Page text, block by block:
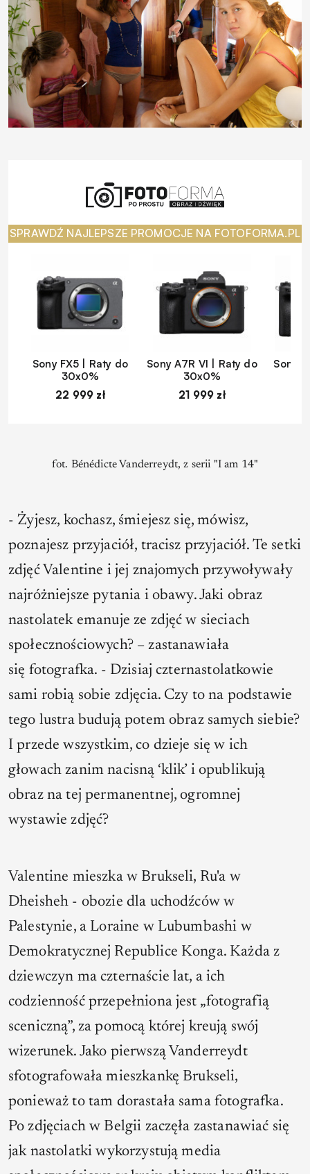
SPRAWDŹ NAJLEPSZE PROMOCJE NA FOTOFORMA.PL
Sony FX5 | Raty do
30x0%
22 999 zł
Sony A7R VI | Raty do
30x0%
21 999 zł
Sony
fot. Bénédicte Vanderreydt, z serii "I am 14"
-Żyjesz, kochasz, śmiejesz się, mówisz,
poznajesz przyjaciół, tracisz przyjaciół. Te setki
zdjęć Valentine i jej znajomych przywoływały
najróżniejsze pytania i obawy. Jaki obraz
nastolatek emanuje ze zdjęć w sieciach
społecznościowych? – zastanawiała
się fotografka. - Dzisiaj czternastolatkowie
sami robią sobie zdjęcia. Czy to na podstawie
tego lustra budują potem obraz samych siebie?
I przede wszystkim, co dzieje się w ich
głowach zanim nacisną ‘klik’ i opublikują
obraz na tej permanentnej, ogromnej
wystawie zdjęć?
Valentine mieszka w Brukseli, Ru'a w
Dheisheh - obozie dla uchodźców w
Palestynie, a Loraine w Lubumbashi w
Demokratycznej Republice Konga. Każda z
dziewczyn ma czternaście lat, a ich
codzienność przepełniona jest „fotografią
sceniczną”, za pomocą której kreują swój
wizerunek. Jako pierwszą Vanderreydt
sfotografowała mieszkankę Brukseli,
ponieważ to tam dorastała sama fotografka.
Po zdjęciach w Belgii zaczęła zastanawiać się
jak nastolatki wykorzystują media